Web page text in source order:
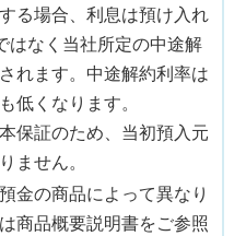
る場合、利息は預け入れ
はなく当社所定の中途解
れます。中途解約利率は
低くなります。
保証のため、当初預入元
ません。
金の商品によって異なり
商品概要説明書をご参照